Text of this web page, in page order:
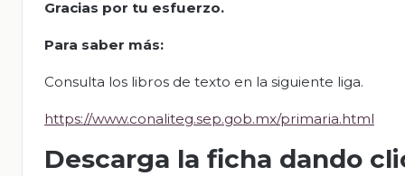
Gracias por tu esfuerzo.
Para saber más:
Consulta los libros de texto en la siguiente liga.
https://www.conaliteg.sep.gob.mx/primaria.html
Descarga la ficha dando